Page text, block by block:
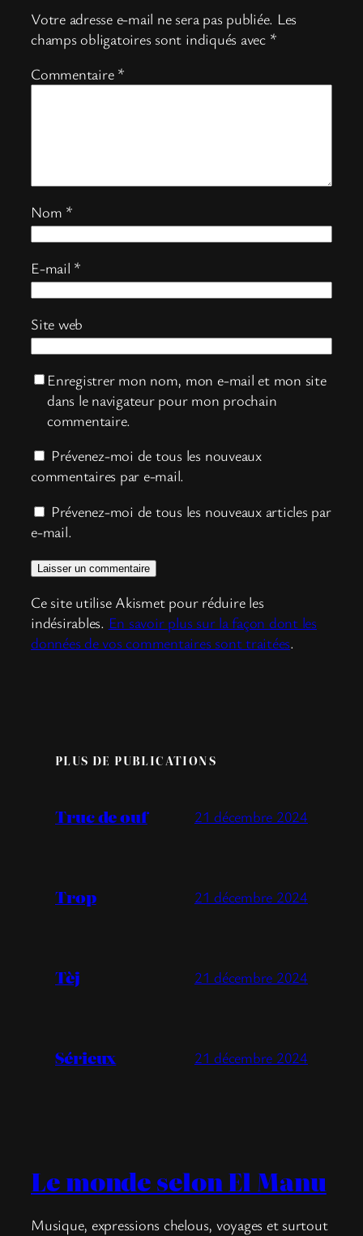
Votre adresse e-mail ne sera pas publiée. Les
champs obligatoires sont indiqués avec *
Commentaire *
Nom *
E-mail *
Site web
Enregistrer mon nom, mon e-mail et mon site
dans le navigateur pour mon prochain
commentaire.
Prévenez-moi de tous les nouveaux
commentaires par e-mail.
Prévenez-moi de tous les nouveaux articles par
e-mail.
Ce site utilise Akismet pour réduire les
indésirables. En savoir plus sur la façon dont les
données de vos commentaires sont traitées.
PLUS DE PUBLICATIONS
Truc de ouf 21 décembre 2024
Trop 21 décembre 2024
Tèj 21 décembre 2024
Sérieux 21 décembre 2024
Le monde selon El Manu
Musique, expressions chelous, voyages et surtout